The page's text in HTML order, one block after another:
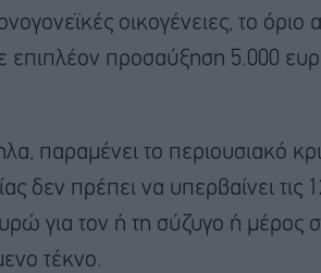
οικογένειες, το
επιπλέον προσαύξηση 5.000
παραμένει το περιουσιακό
δεν πρέπει να υπερβαίνει
για τον ή τη σύζυγο ή
τέκνο.